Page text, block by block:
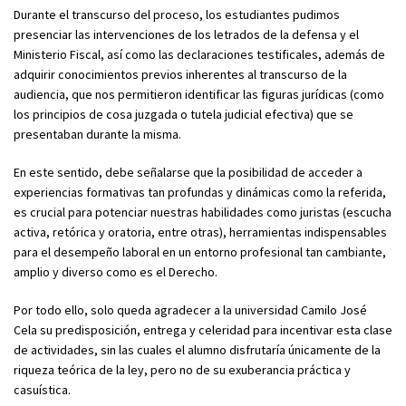
Durante el transcurso del proceso, los estudiantes pudimos
presenciar las intervenciones de los letrados de la defensa y el
Ministerio Fiscal, así como las declaraciones testificales, además de
adquirir conocimientos previos inherentes al transcurso de la
audiencia, que nos permitieron identificar las figuras jurídicas (como
los principios de cosa juzgada o tutela judicial efectiva) que se
presentaban durante la misma.
En este sentido, debe señalarse que la posibilidad de acceder a
experiencias formativas tan profundas y dinámicas como la referida,
es crucial para potenciar nuestras habilidades como juristas (escucha
activa, retórica y oratoria, entre otras), herramientas indispensables
para el desempeño laboral en un entorno profesional tan cambiante,
amplio y diverso como es el Derecho.
Por todo ello, solo queda agradecer a la universidad Camilo José
Cela su predisposición, entrega y celeridad para incentivar esta clase
de actividades, sin las cuales el alumno disfrutaría únicamente de la
riqueza teórica de la ley, pero no de su exuberancia práctica y
casuística.